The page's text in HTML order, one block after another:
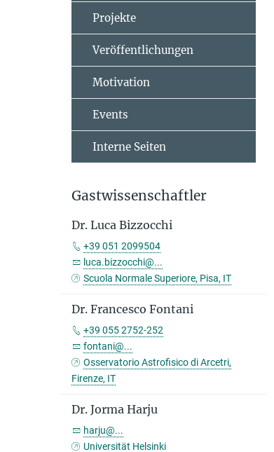
Projekte
Veröffentlichungen
Motivation
Events
Interne Seiten
Gastwissenschaftler
Dr. Luca Bizzocchi
+39 051 2099504
luca.bizzocchi@...
Scuola Normale Superiore, Pisa, IT
Dr. Francesco Fontani
+39 055 2752-252
fontani@...
Osservatorio Astrofisico di Arcetri,
Firenze, IT
Dr. Jorma Harju
harju@...
Universität Helsinki